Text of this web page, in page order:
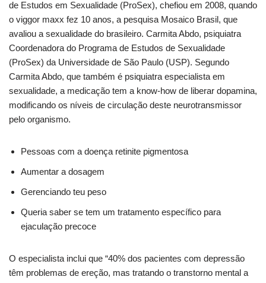
de Estudos em Sexualidade (ProSex), chefiou em 2008, quando
o viggor maxx fez 10 anos, a pesquisa Mosaico Brasil, que
avaliou a sexualidade do brasileiro. Carmita Abdo, psiquiatra
Coordenadora do Programa de Estudos de Sexualidade
(ProSex) da Universidade de São Paulo (USP). Segundo
Carmita Abdo, que também é psiquiatra especialista em
sexualidade, a medicação tem a know-how de liberar dopamina,
modificando os níveis de circulação deste neurotransmissor
pelo organismo.
Pessoas com a doença retinite pigmentosa
Aumentar a dosagem
Gerenciando teu peso
Queria saber se tem um tratamento específico para
ejaculação precoce
O especialista inclui que “40% dos pacientes com depressão
têm problemas de ereção, mas tratando o transtorno mental a